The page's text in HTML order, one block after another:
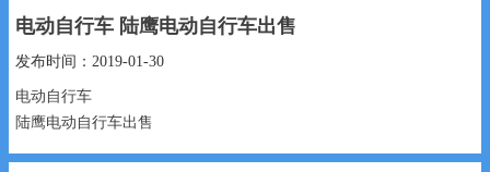
电动自行车 陆鹰电动自行车出售
发布时间：2019-01-30
电动自行车
陆鹰电动自行车出售